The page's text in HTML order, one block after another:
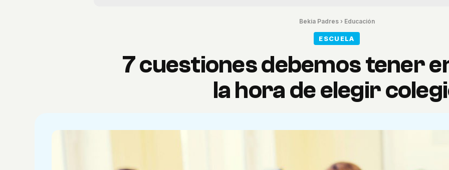
Bekia Padres› Educación
ESCUELA
7 cuestiones debemos tener
la hora de elegir